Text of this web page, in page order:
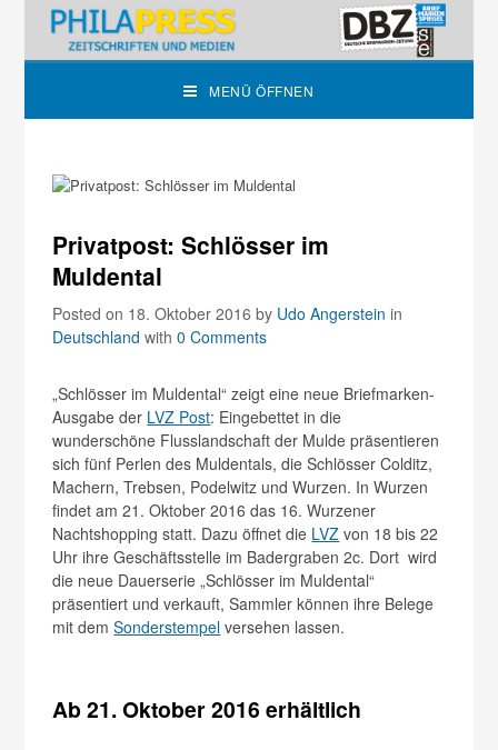
MENÜ ÖFFNEN
Privatpost: Schlösser im
Muldental
Posted on 18. Oktober 2016by Udo Angerstein in
Deutschland with0 Comments
„Schlösser im Muldental“ zeigt eine neue Briefmarken-
Ausgabe der LVZ Post: Eingebettet in die
wunderschöne Flusslandschaft der Mulde präsentieren
sich fünf Perlen des Muldentals, die Schlösser Colditz,
Machern, Trebsen, Podelwitz und Wurzen. In Wurzen
findet am 21. Oktober 2016 das 16. Wurzener
Nachtshopping statt. Dazu öffnet die LVZ von 18 bis 22
Uhr ihre Geschäftsstelle im Badergraben 2c. Dort wird
die neue Dauerserie „Schlösser im Muldental“
präsentiert und verkauft, Sammler können ihre Belege
mit demSonderstempel versehen lassen.
Ab 21. Oktober 2016 erhältlich